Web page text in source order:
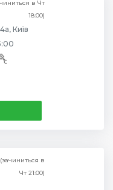
в Чт
18:00)
Київ
(зачиниться в
Чт 21:00)